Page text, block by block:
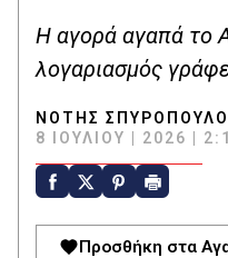
Η αγορά αγαπά το
λογαριασμός
ΝΌΤΗΣ
8 ΙΟΥΛΊΟΥ | 2026 |
Προσθήκη στα